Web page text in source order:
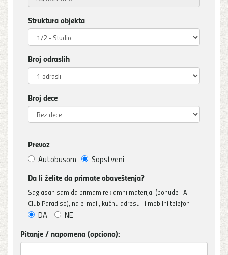
Struktura objekta
Broj odraslih
Broj dece
Prevoz
Autobusom Sopstveni
Da li želite da primate obaveštenja?
Saglasan sam da primam reklamni materijal (ponude TA
Club Paradiso), na e-mail, kućnu adresu ili mobilni telefon
DA NE
Pitanje / napomena (opciono):